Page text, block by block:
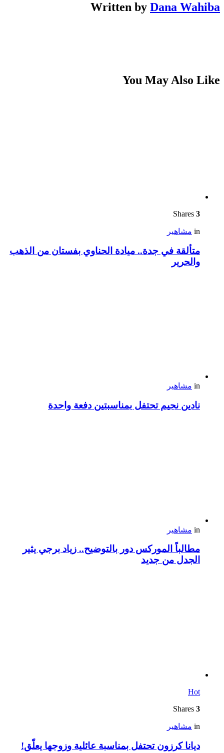
Written by Dana Wahiba
You May Also Like
3
in مشاهير
متألقة في جدة.. ميادة الحناوي بفستان من الذهب
والحرير
in مشاهير
نادين نجيم تحتفل بمناسبتين دفعة واحدة
in مشاهير
مطالباً الموركس دور بالتوضيح.. زياد برجي يثير
الجدل من جديد
Hot
3
in مشاهير
ديانا كرزون تحتفل بمناسبة عائلية وزوجها يعلّق!